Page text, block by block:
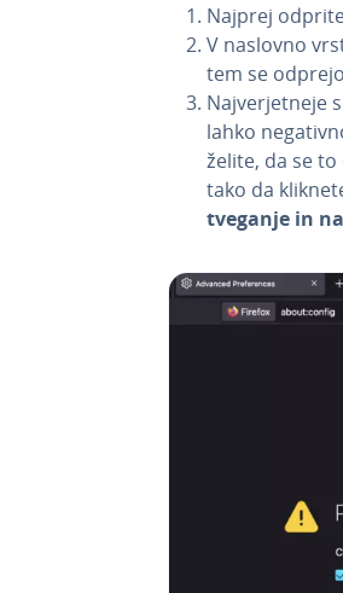
Najprej
V naslovno
tem se
Naj­ver­je­tne­je
lahko
želite, da se
tako da
tveganje in